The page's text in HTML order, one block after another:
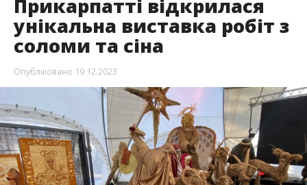
Прикарпатті відкрилася
унікальна виставка робіт з
соломи та сіна
Опубліковано 19.12.2023